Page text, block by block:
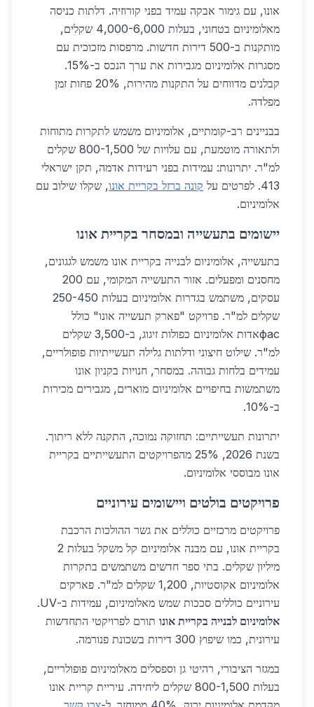
אונו, עם גימור אבקה עמיד בפני קורוזיה. דלתות כניסה
מאלומיניום בטחוני, בעלות 4,000-6,000 שקלים,
מותקנות ב-500 דירות חדשות. מרפסות מזכוכית עם
מסגרות אלומיניום מגבירות את ערך הנכס ב-15%.
קבלנים מדווחים על התקנות מהירות, 20% פחות זמן
מפלדה.
בבניינים רב-קומתיים, אלומיניום משמש לתקרות מתוחות
ולתאורה מוטמעת, עם עלויות של 800-1,500 שקלים
למ"ר. יתרונות: עמידות בפני רעידות אדמה, תקן ישראלי
413. לפרטים על
קונה ברזל בקריית אונו, שקלו שילוב עם
אלומיניום.
יישומים בתעשייה ובמסחר בקריית אונו
בתעשייה, אלומיניום לבנייה בקריית אונו משמש לגגונים,
מחסנים ומפעלים. אזור התעשייה המקומי, עם 200
עסקים, משתמש בגדרות אלומיניום בעלות 250-450
שקלים למ"ר. פרויקט "פארק תעשייה אונו" כולל
фасאדות אלומיניום כפולות זיגוג, ב-3,500 שקלים
למ"ר. שילוט חיצוני ודלתות גלילה תעשייתיות פופולריים,
עמידים בלחות גבוהה. במסחר, חנויות בקניון אונו
משתמשות בחיפויים אלומיניום מוארים, מגבירים מכירות
ב-10%.
יתרונות תעשייתיים: תחזוקה נמוכה, התקנה ללא ריתוך.
בשנת 2026, 25% מהפרויקטים התעשייתיים בקריית
אונו מבוססי אלומיניום.
פרויקטים בולטים ויישומים עירוניים
פרויקטים מרכזיים כוללים את גשר ההולכות הרכבת
בקריית אונו, עם מבנה אלומיניום קל משקל בעלות 2
מיליון שקלים. בתי ספר חדשים משתמשים בתקרות
אלומיניום אקוסטיות, 1,200 שקלים למ"ר. פארקים
עירוניים כוללים סככות שמש מאלומיניום, עמידות ב-UV.
אלומיניום לבנייה בקריית אונו תורם לפרויקטי התחדשות
עירונית, כמו שיפוץ 300 דירות בשכונת פנורמה.
במגזר הציבורי, רהיטי גן וספסלים מאלומיניום פופולריים,
בעלות 800-1,500 שקלים ליחידה. עיריית קריית אונו